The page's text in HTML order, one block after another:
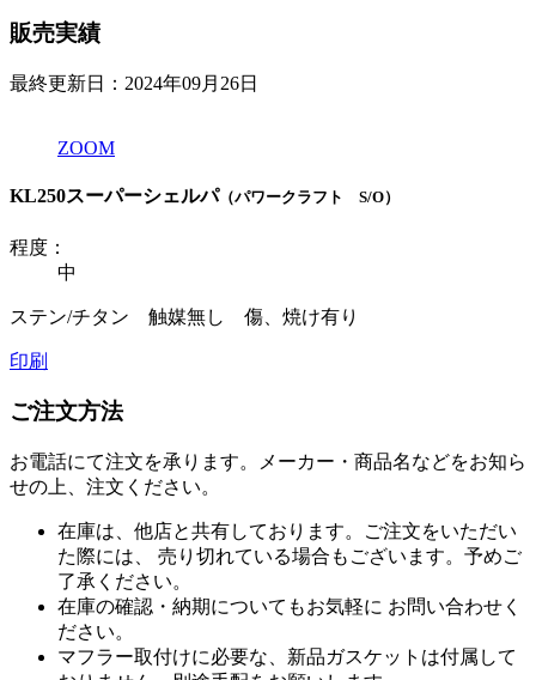
販売実績
最終更新日：2024年09月26日
ZOOM
KL250スーパーシェルパ（パワークラフト S/O）
程度：
中
ステン/チタン 触媒無し 傷、焼け有り
印刷
ご注文方法
お電話にて注文を承ります。メーカー・商品名などをお知ら
せの上、注文ください。
在庫は、他店と共有しております。ご注文をいただい
た際には、 売り切れている場合もございます。予めご
了承ください。
在庫の確認・納期についてもお気軽に お問い合わせく
ださい。
マフラー取付けに必要な、新品ガスケットは付属して